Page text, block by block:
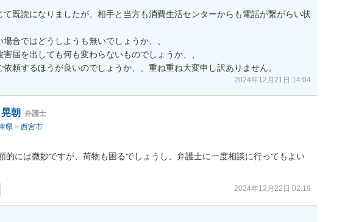
て既読になりましたが、相手と当方も消費生活センターからも電話が繋がらい状
合ではどうしようも無いでしょうか、、
届を出しても何も変わらないものでしょうか、、
頼するほうが良いのでしょうか、、重ね重ね大変申し訳ありません。
2024年12月21日 14:04
朝 弁護士
県 > 西宮市
的には微妙ですが、荷物も困るでしょうし、弁護士に一度相談に行ってもよい
2024年12月22日 02:19